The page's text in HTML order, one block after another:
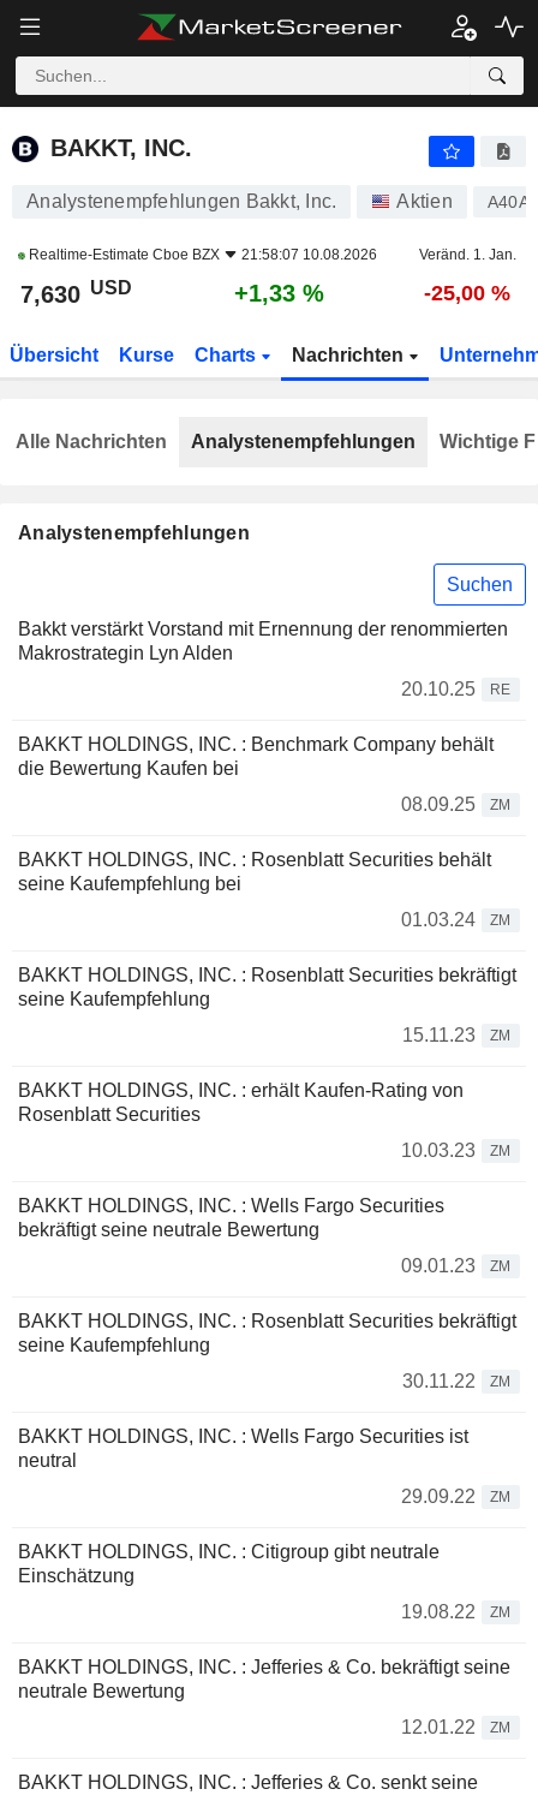
BAKKT, INC.
BAKKT, INC.
Analystenempfehlungen Bakkt, Inc. Aktien
Realtime-Estimate Cboe BZX 21:58:07 10.08.2026 Veränd. 1. Jan.
7,630 USD +1,33 % -25,00 %
Übersicht Kurse Charts Nachrichten
Analystenempfehlungen
Suchen
Bakkt verstärkt Vorstand mit Ernennung der renommierten
Makrostrategin Lyn Alden
20.10.25
RE
BAKKT HOLDINGS, INC. : Benchmark Company behält
die Bewertung Kaufen bei
08.09.25
ZM
BAKKT HOLDINGS, INC. : Rosenblatt Securities behält
seine Kaufempfehlung bei
01.03.24
ZM
BAKKT HOLDINGS, INC. : Rosenblatt Securities bekräftigt
seine Kaufempfehlung
15.11.23
ZM
BAKKT HOLDINGS, INC. : erhält Kaufen-Rating von
Rosenblatt Securities
10.03.23
ZM
BAKKT HOLDINGS, INC. : Wells Fargo Securities
bekräftigt seine neutrale Bewertung
09.01.23
ZM
BAKKT HOLDINGS, INC. : Rosenblatt Securities bekräftigt
seine Kaufempfehlung
30.11.22
ZM
BAKKT HOLDINGS, INC. : Wells Fargo Securities ist
neutral
29.09.22
ZM
BAKKT HOLDINGS, INC. : Citigroup gibt neutrale
Einschätzung
19.08.22
ZM
BAKKT HOLDINGS, INC. : Jefferies & Co. bekräftigt seine
neutrale Bewertung
12.01.22
ZM
BAKKT HOLDINGS, INC. : Jefferies & Co. senkt seine
Alle Nachrichten Analystenempfehlungen Wichtige